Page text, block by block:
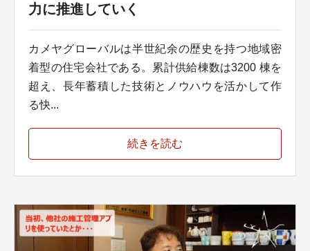
力に推進していく
カメヤグローバルは半世紀余の歴史を持つ地域密
着型の住宅会社である。累計供給棟数は3200 棟を
超え、長年蓄積した技術とノウハウを活かして作
る快...
続きを読む